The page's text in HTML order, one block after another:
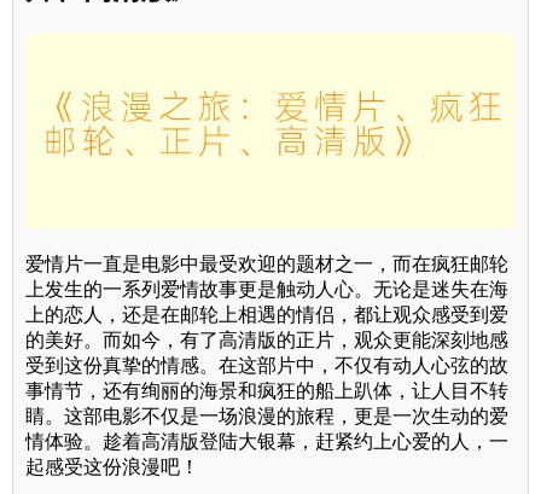
爱情片一直是电影中最受欢迎的题材之一，而在疯狂邮轮
上发生的一系列爱情故事更是触动人心。无论是迷失在海
上的恋人，还是在邮轮上相遇的情侣，都让观众感受到爱
的美好。而如今，有了高清版的正片，观众更能深刻地感
受到这份真挚的情感。在这部片中，不仅有动人心弦的故
事情节，还有绚丽的海景和疯狂的船上趴体，让人目不转
睛。这部电影不仅是一场浪漫的旅程，更是一次生动的爱
情体验。趁着高清版登陆大银幕，赶紧约上心爱的人，一
起感受这份浪漫吧！